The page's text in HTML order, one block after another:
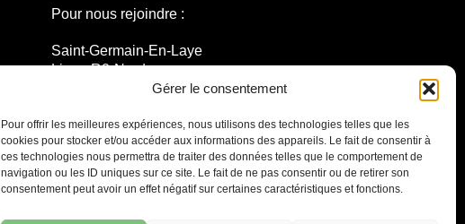
Gérer le consentement
Pour offrir les meilleures expériences, nous utilisons des technologies telles que les
cookies pour stocker et/ou accéder aux informations des appareils. Le fait de consentir à
ces technologies nous permettra de traiter des données telles que le comportement de
navigation ou les ID uniques sur ce site. Le fait de ne pas consentir ou de retirer son
consentement peut avoir un effet négatif sur certaines caractéristiques et fonctions.
Pour nous rejoindre :
Saint-Germain-En-Laye
Ligne R2-Nord
7 place Christiane Frahier,